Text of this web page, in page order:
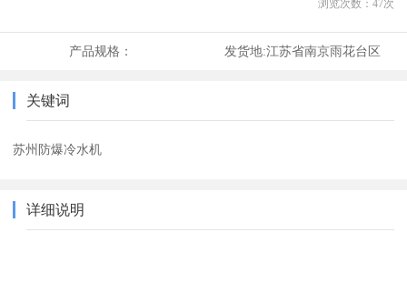
浏览次数： 47次
产品规格： 发货地:江苏省南京雨花台区
关键词
苏州防爆冷水机
详细说明